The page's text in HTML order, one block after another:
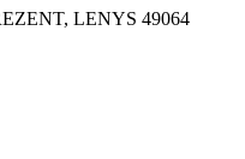
LENYS 49064